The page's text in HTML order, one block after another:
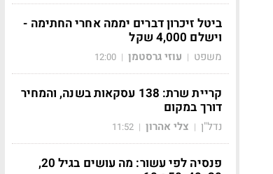
ביטל זיכרון דברים יממה אחרי החתימה -
וישלם 4,000 שקל
משפט | עוזי גרסטמן |
12:00
קריית שרת: 138 עסקאות בשנה, והמחיר
דורך במקום
נדל"ן | צלי אהרון |
11:52
פנסיה לפי עשור: מה עושים בגיל 20,